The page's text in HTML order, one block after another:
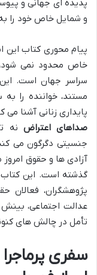
پدیده ای جهانی و
و شمایل خاص خود را
پیام محوری کتاب این
خاص محدود نمی شود،
سراسر جهان است.
مستند، خواننده را
پایداری زنانی آشنا
صداهای اعتراض نه
جنسیتی دگرگون می
آزادی ها و حقوق
گذشته است. این کتاب
پژوهشگران، فعالان
عدالت اجتماعی،
تأمل در چالش های
سفری